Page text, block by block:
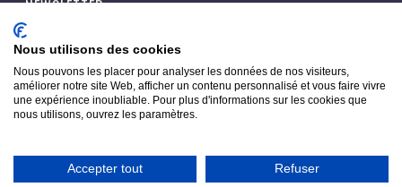
NEWSLETTER
Nous utilisons des cookies
Nous pouvons les placer pour analyser les données de nos visiteurs,
améliorer notre site Web, afficher un contenu personnalisé et vous faire vivre
une expérience inoubliable. Pour plus d'informations sur les cookies que
nous utilisons, ouvrez les paramètres.
Accepter tout Refuser